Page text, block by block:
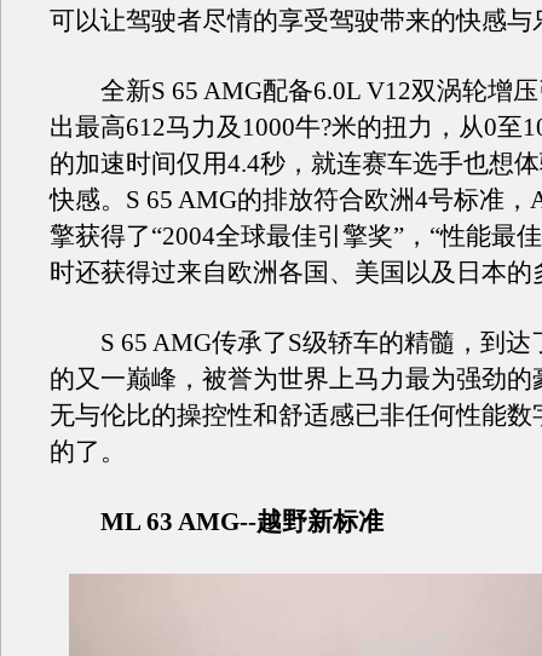
可以让驾驶者尽情的享受驾驶带来的快感与
全新S 65 AMG配备6.0L V12双涡轮增压
出最高612马力及1000牛?米的扭力，从0至
的加速时间仅用4.4秒，就连赛车选手也想
快感。S 65 AMG的排放符合欧洲4号标准，
擎获得了“2004全球最佳引擎奖”，“性能最
时还获得过来自欧洲各国、美国以及日本的
S 65 AMG传承了S级轿车的精髓，到达
的又一巅峰，被誉为世界上马力最为强劲的
无与伦比的操控性和舒适感已非任何性能数
的了。
ML 63 AMG--越野新标准